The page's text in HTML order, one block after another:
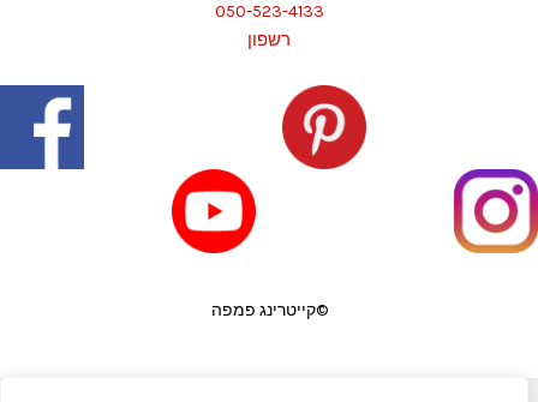
050-523-4133
רשפון
©קייטרינג פמפה